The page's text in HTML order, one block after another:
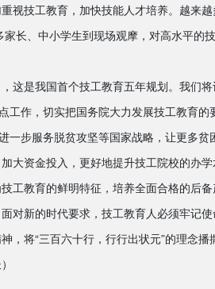
视技工教育，加快技能人才培养。越来
长、中小学生到现场观摩，对高水平的
是我国首个技工教育五年规划。我们
工作，切实把国务院大力发展技工教育
一步服务脱贫攻坚等国家战略，让更多
大资金投入，更好地提升技工院校的办
工教育的鲜明特征，培养全面合格的后
新的时代要求，技工教育人必须牢记
将“三百六十行，行行出状元”的理念播